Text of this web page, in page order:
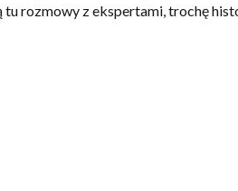
tu rozmowy z ekspertami, trochę